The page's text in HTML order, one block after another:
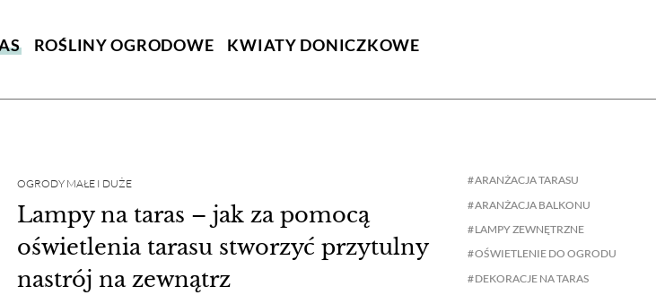
ROŚLINY OGRODOWE KWIATY DONICZKOWE
OGRODY MAŁE I DUŻE
Lampy na taras – jak za pomocą
oświetlenia tarasu stworzyć przytulny
nastrój na zewnątrz
ARANŻACJA TARASU
ARANŻACJA BALKONU
LAMPY ZEWNĘTRZNE
OŚWIETLENIE DO OGRODU
DEKORACJE NA TARAS